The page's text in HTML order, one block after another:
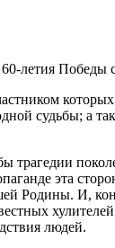
летия Победы
судьбы; а
трагедии
эта
Родины. И,
людей.